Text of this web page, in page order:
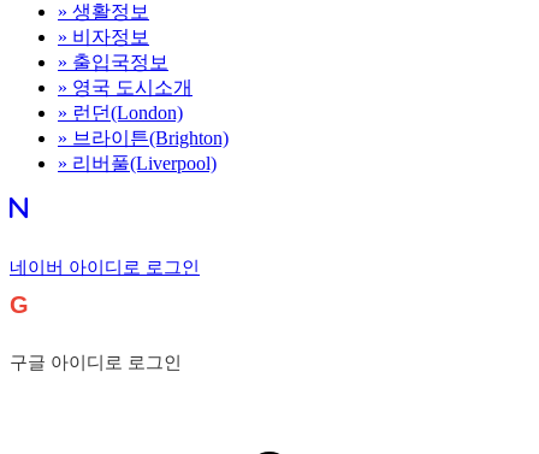
» 생활정보
» 비자정보
» 출입국정보
» 영국 도시소개
» 런던(London)
» 브라이튼(Brighton)
» 리버풀(Liverpool)
네이버 아이디로 로그인
G
구글 아이디로 로그인